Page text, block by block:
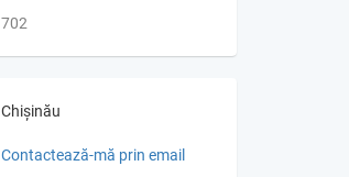
702
Chișinău
Contactează-mă prin email